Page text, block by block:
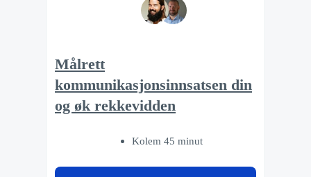
Målrett
kommunikasjonsinnsatsen din
og øk rekkevidden
Kolem 45 minut